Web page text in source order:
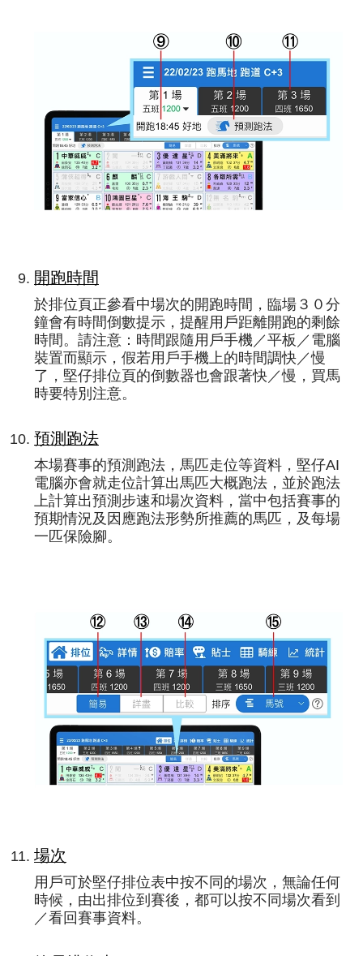
開跑時間
於排位頁正參看中場次的開跑時間，臨場３０分
鐘會有時間倒數提示，提醒用戶距離開跑的剩餘
時間。請注意：時間跟隨用戶手機／平板／電腦
裝置而顯示，假若用戶手機上的時間調快／慢
了，堅仔排位頁的倒數器也會跟著快／慢，買馬
時要特別注意。
預測跑法
本場賽事的預測跑法，馬匹走位等資料，堅仔AI
電腦亦會就走位計算出馬匹大概跑法，並於跑法
上計算出預測步速和場次資料，當中包括賽事的
預期情況及因應跑法形勢所推薦的馬匹，及每場
一匹保險腳。
場次
用戶可於堅仔排位表中按不同的場次，無論任何
時候，由出排位到賽後，都可以按不同場次看到
／看回賽事資料。